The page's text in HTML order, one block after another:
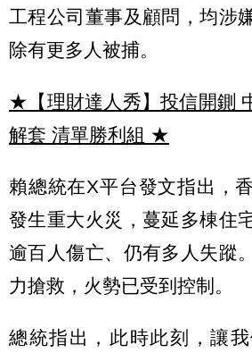
工程公司董事及顧問，均涉
除有更多人被捕。
★【理財達人秀】投信開鍘
解套 清單勝利組 ★
賴總統在X平台發文指出，
發生重大火災，蔓延多棟住
逾百人傷亡、仍有多人失蹤
力搶救，火勢已受到控制。
總統指出，此時此刻，讓